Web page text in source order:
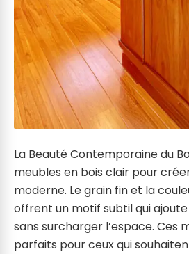
La Beauté Contemporaine du
meubles en bois clair pour
moderne. Le grain fin et la
offrent un motif subtil qui
sans surcharger l’espace. Ces
parfaits pour ceux qui